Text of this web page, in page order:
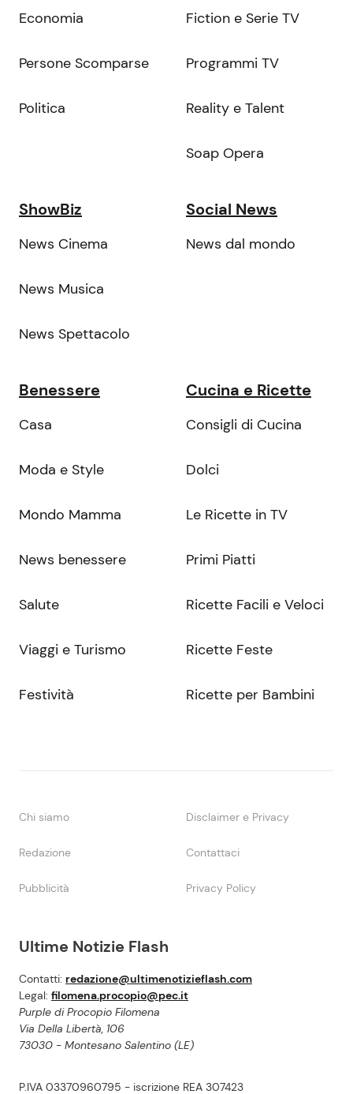
Ultime Notizie Flash
Contatti: redazione@ultimenotizieflash.com
Legal: filomena.procopio@pec.it
Purple di Procopio Filomena
Via Della Libertà, 106
73030 - Montesano Salentino (LE)
P.IVA 03370960795 - iscrizione REA 307423
Economia
Persone Scomparse
Politica
Fiction e Serie TV
Programmi TV
Reality e Talent
Soap Opera
ShowBiz
News Cinema
News Musica
News Spettacolo
Social News
News dal mondo
Benessere
Casa
Moda e Style
Mondo Mamma
News benessere
Salute
Viaggi e Turismo
Festività
Cucina e Ricette
Consigli di Cucina
Dolci
Le Ricette in TV
Primi Piatti
Ricette Facili e Veloci
Ricette Feste
Ricette per Bambini
Chi siamo Disclaimer e Privacy
Redazione Contattaci
Pubblicità Privacy Policy